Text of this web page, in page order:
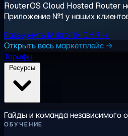
RouterOS Cloud Hosted Router
Приложение №1 у наших
Развернуть MikroTik CHR →
Открыть весь маркетплейс →
Тарифы
Гайды и команда независимого
ОБУЧЕНИЕ